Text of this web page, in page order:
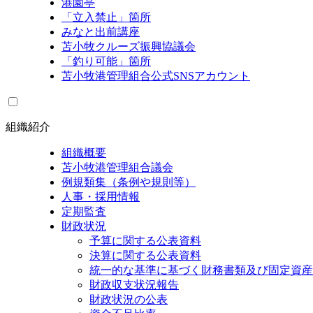
港園亭
「立入禁止」箇所
みなと出前講座
苫小牧クルーズ振興協議会
「釣り可能」箇所
苫小牧港管理組合公式SNSアカウント
組織紹介
組織概要
苫小牧港管理組合議会
例規類集（条例や規則等）
人事・採用情報
定期監査
財政状況
予算に関する公表資料
決算に関する公表資料
統一的な基準に基づく財務書類及び固定資
財政収支状況報告
財政状況の公表